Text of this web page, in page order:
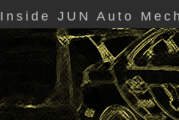
Inside JUN Auto